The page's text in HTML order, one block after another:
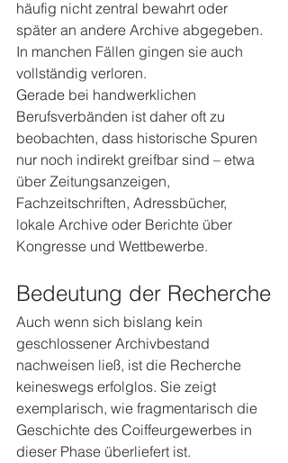
häufig nicht zentral bewahrt oder
später an andere Archive abgegeben.
In manchen Fällen gingen sie auch
vollständig verloren.
Gerade bei handwerklichen
Berufsverbänden ist daher oft zu
beobachten, dass historische Spuren
nur noch indirekt greifbar sind – etwa
über Zeitungsanzeigen,
Fachzeitschriften, Adressbücher,
lokale Archive oder Berichte über
Kongresse und Wettbewerbe.
Bedeutung der Recherche
Auch wenn sich bislang kein
geschlossener Archivbestand
nachweisen ließ, ist die Recherche
keineswegs erfolglos. Sie zeigt
exemplarisch, wie fragmentarisch die
Geschichte des Coiffeurgewerbes in
dieser Phase überliefert ist.